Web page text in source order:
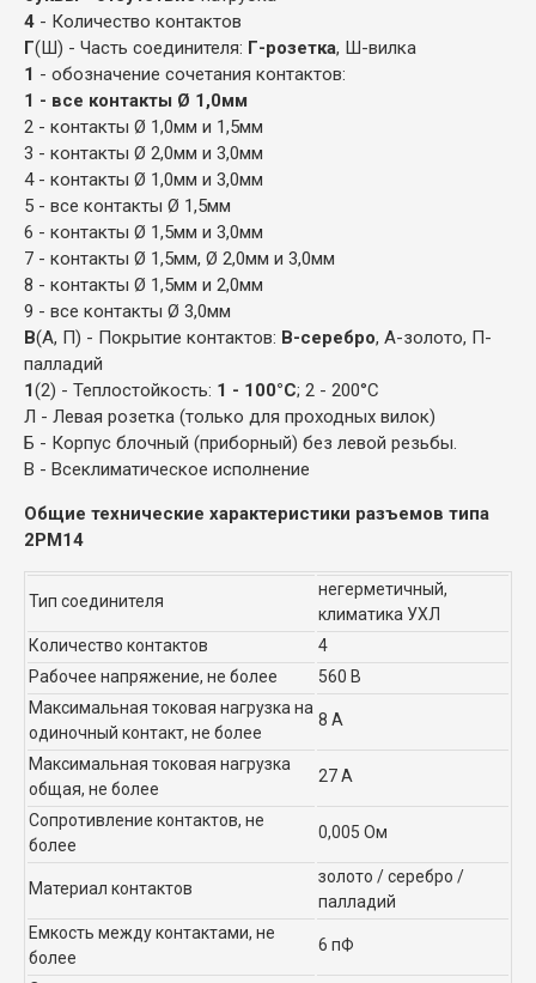
4 - Количество контактов
Г(Ш) - Часть соединителя: Г-розетка, Ш-вилка
1 - обозначение сочетания контактов:
1 - все контакты Ø 1,0мм
2 - контакты Ø 1,0мм и 1,5мм
3 - контакты Ø 2,0мм и 3,0мм
4 - контакты Ø 1,0мм и 3,0мм
5 - все контакты Ø 1,5мм
6 - контакты Ø 1,5мм и 3,0мм
7 - контакты Ø 1,5мм, Ø 2,0мм и 3,0мм
8 - контакты Ø 1,5мм и 2,0мм
9 - все контакты Ø 3,0мм
В(А, П) - Покрытие контактов: В-серебро, А-золото, П-
палладий
1(2) - Теплостойкость: 1 - 100°С; 2 - 200°С
Л - Левая розетка (только для проходных вилок)
Б - Корпус блочный (приборный) без левой резьбы.
В - Всеклиматическое исполнение
Общие технические характеристики разъемов типа
2РМ14
Тип соединителя
негерметичный,
климатика УХЛ
Количество контактов
4
Рабочее напряжение, не более
560 В
Максимальная токовая нагрузка на
одиночный контакт, не более
8 А
Максимальная токовая нагрузка
общая, не более
27 А
Сопротивление контактов, не
более
0,005 Ом
Материал контактов
золото / серебро /
палладий
Емкость между контактами, не
более
6 пФ